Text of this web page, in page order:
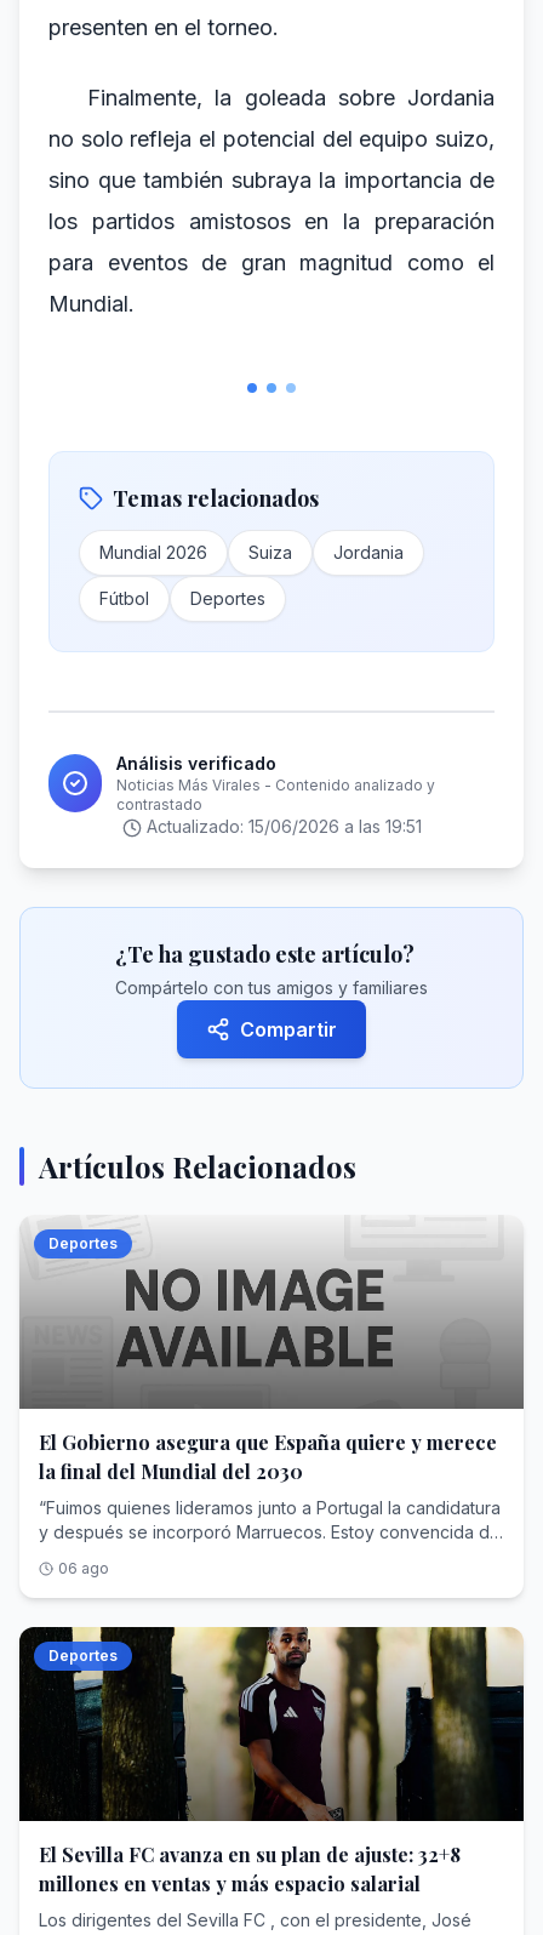
presenten en el torneo.
Finalmente, la goleada sobre Jordania
no solo refleja el potencial del equipo suizo,
sino que también subraya la importancia de
los partidos amistosos en la preparación
para eventos de gran magnitud como el
Mundial.
Temas relacionados
Mundial 2026 Suiza Jordania
Fútbol Deportes
Análisis verificado
Noticias Más Virales - Contenido analizado y
contrastado
Actualizado: 15/06/2026 a las 19:51
¿Te ha gustado este artículo?
Compártelo con tus amigos y familiares
Compartir
Artículos Relacionados
Deportes
El Gobierno asegura que España quiere y merece
la final del Mundial del 2030
“Fuimos quienes lideramos junto a Portugal la candidatura
y después se incorporó Marruecos. Estoy convencida de
ministra de Deportes<span class=""
contenteditable="false" aria-hidden="true"
tabindex="-1" style="user-select: none; pointer-events:
auto;"></span>
06 ago
Deportes
El Sevilla FC avanza en su plan de ajuste: 32+8
millones en ventas y más espacio salarial
Los dirigentes del Sevilla FC , con el presidente, José